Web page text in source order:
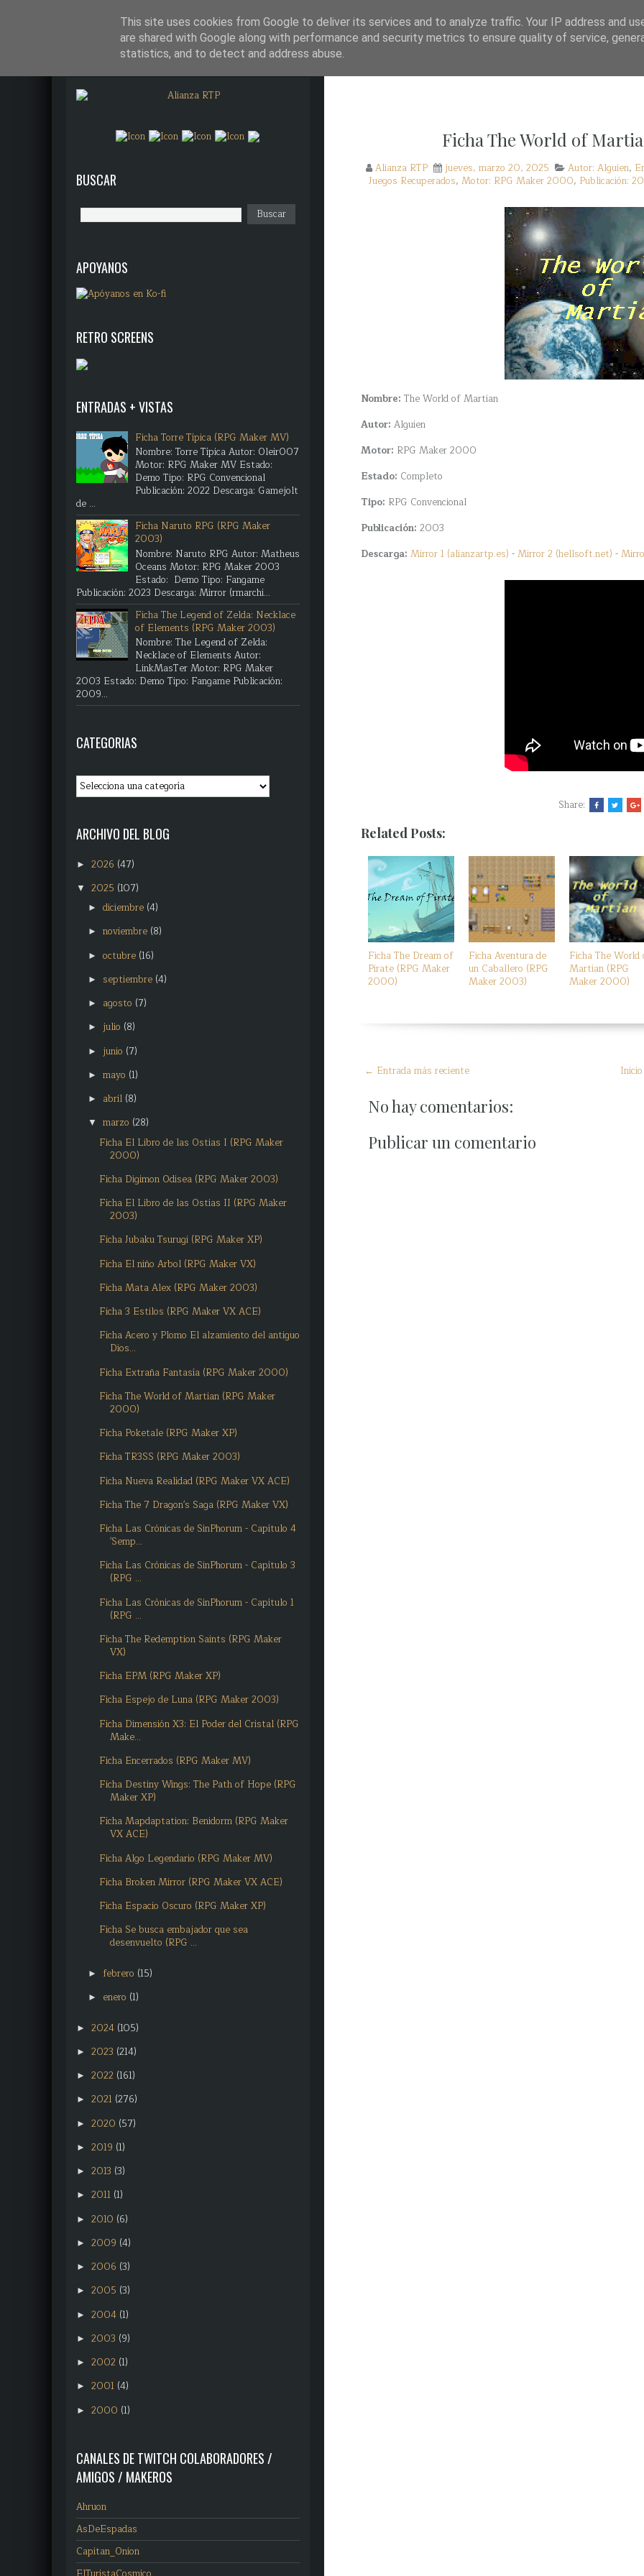
Ficha The World of
Alianza RTP jueves, marzo 20, 2025 Autor: Alguien,
Juegos Recuperados, Motor: RPG Maker 2000, Publicación:
Nombre: The World of Martian
Autor: Alguien
Motor: RPG Maker 2000
Estado: Completo
Tipo: RPG Convencional
Publicación: 2003
Descarga: Mirror 1 (alianzartp.es) -Mirror 2 (hellsoft.net) -
Share:
Related Posts:
Ficha The Dream of
Pirate (RPG Maker
2000)
Ficha Aventura de
un Caballero (RPG
Maker 2003)
Ficha The World
Martian (RPG
Maker 2000)
← Entrada más reciente Inicio
No hay comentarios:
Publicar un comentario
BUSCAR
APOYANOS
RETRO SCREENS
ENTRADAS + VISTAS
Ficha Torre Típica (RPG Maker MV)
Nombre: Torre Típica Autor: Oleir007
Motor: RPG Maker MV Estado:
Demo Tipo: RPG Convencional
Publicación: 2022 Descarga: Gamejolt
de ...
Ficha Naruto RPG (RPG Maker
2003)
Nombre: Naruto RPG Autor: Matheus
Oceans Motor: RPG Maker 2003
Estado: Demo Tipo: Fangame
Publicación: 2023 Descarga: Mirror (rmarchi...
Ficha The Legend of Zelda: Necklace
of Elements (RPG Maker 2003)
Nombre: The Legend of Zelda:
Necklace of Elements Autor:
LinkMasTer Motor: RPG Maker
2003 Estado: Demo Tipo: Fangame Publicación:
2009...
CATEGORIAS
ARCHIVO DEL BLOG
► 2026 (47)
▼ 2025 (107)
► diciembre (4)
► noviembre (8)
► octubre (16)
► septiembre (4)
► agosto (7)
► julio (8)
► junio (7)
► mayo (1)
► abril (8)
▼ marzo (28)
Ficha El Libro de las Ostias I (RPG Maker
2000)
Ficha Digimon Odisea (RPG Maker 2003)
Ficha El Libro de las Ostias II (RPG Maker
2003)
Ficha Jubaku Tsurugi (RPG Maker XP)
Ficha El niño Arbol (RPG Maker VX)
Ficha Mata Alex (RPG Maker 2003)
Ficha 3 Estilos (RPG Maker VX ACE)
Ficha Acero y Plomo El alzamiento del antiguo
Dios...
Ficha Extraña Fantasía (RPG Maker 2000)
Ficha The World of Martian (RPG Maker
2000)
Ficha Poketale (RPG Maker XP)
Ficha TR3SS (RPG Maker 2003)
Ficha Nueva Realidad (RPG Maker VX ACE)
Ficha The 7 Dragon's Saga (RPG Maker VX)
Ficha Las Crónicas de SinPhorum - Capítulo 4
'Semp...
Ficha Las Crónicas de SinPhorum - Capítulo 3
(RPG ...
Ficha Las Crónicas de SinPhorum - Capítulo 1
(RPG ...
Ficha The Redemption Saints (RPG Maker
VX)
Ficha EPM (RPG Maker XP)
Ficha Espejo de Luna (RPG Maker 2003)
Ficha Dimensión X3: El Poder del Cristal (RPG
Make...
Ficha Encerrados (RPG Maker MV)
Ficha Destiny Wings: The Path of Hope (RPG
Maker XP)
Ficha Mapdaptation: Benidorm (RPG Maker
VX ACE)
Ficha Algo Legendario (RPG Maker MV)
Ficha Broken Mirror (RPG Maker VX ACE)
Ficha Espacio Oscuro (RPG Maker XP)
Ficha Se busca embajador que sea
desenvuelto (RPG ...
► febrero (15)
► enero (1)
► 2024 (105)
► 2023 (214)
► 2022 (161)
► 2021 (276)
► 2020 (57)
► 2019 (1)
► 2013 (3)
► 2011 (1)
► 2010 (6)
► 2009 (4)
► 2006 (3)
► 2005 (3)
► 2004 (1)
► 2003 (9)
► 2002 (1)
► 2001 (4)
► 2000 (1)
CANALES DE TWITCH COLABORADORES /
AMIGOS / MAKEROS
Ahruon
AsDeEspadas
Capitan_Onion
This site uses cookies from Google to deliver its services and to analyze traffic. Your IP address and
are shared with Google along with performance and security metrics to ensure quality of service,
statistics, and to detect and address abuse.